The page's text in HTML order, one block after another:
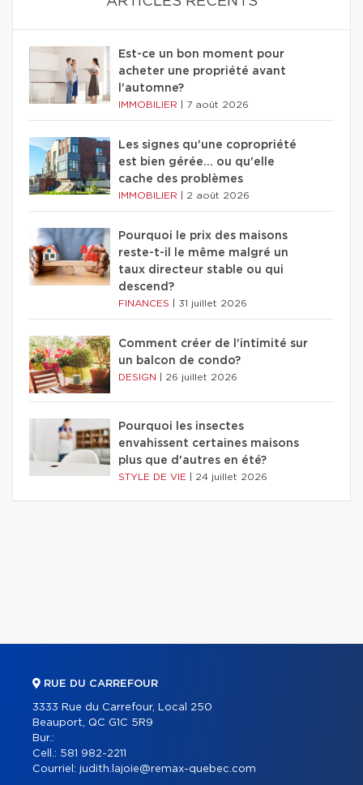
Est-ce un bon moment pour
acheter une propriété avant
l'automne?
IMMOBILIER 7 août 2026
Les signes qu'une copropriété
est bien gérée… ou qu'elle
cache des problèmes
IMMOBILIER 2 août 2026
Pourquoi le prix des maisons
reste-t-il le même malgré un
taux directeur stable ou qui
descend?
FINANCES 31 juillet 2026
Comment créer de l'intimité sur
un balcon de condo?
DESIGN 26 juillet 2026
Pourquoi les insectes
envahissent certaines maisons
plus que d'autres en été?
STYLE DE VIE 24 juillet 2026
RUE DU CARREFOUR
3333 Rue du Carrefour, Local 250
Beauport, QC G1C 5R9
Bur.:
Cell.: 581 982-2211
Courriel: judith.lajoie@remax-quebec.com